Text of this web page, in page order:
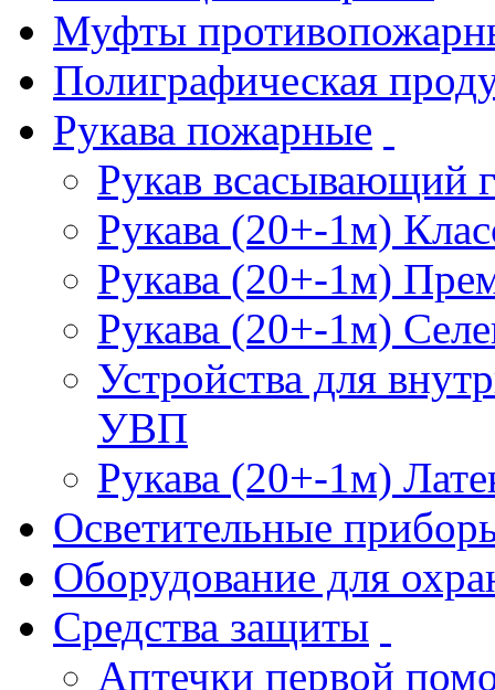
Муфты
Полиграфическая
Рукава пожарные
Рукав всасывающий
Рукава (20+-1м)
Рукава (20+-1м)
Рукава (20+-1м)
Устройства для
УВП
Рукава (20+-1м)
Осветительные
Оборудование для
Средства защиты
Аптечки первой